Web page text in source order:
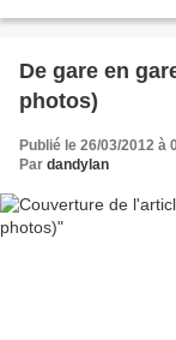
De gare en
photos)
Publié le 26/03/2012 à
Par dandylan